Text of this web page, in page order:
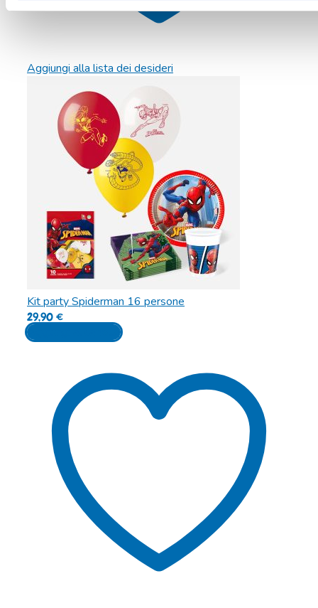
Aggiungi alla lista dei desideri
Kit party Spiderman 16 persone
29,90€
Aggiungi al carrello